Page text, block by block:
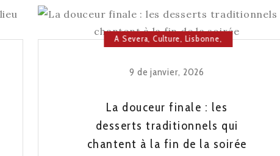
A Severa,Culture, Lisbonne,
9 de janvier, 2026
La douceur finale : les
desserts traditionnels qui
chantent à la fin de la soirée